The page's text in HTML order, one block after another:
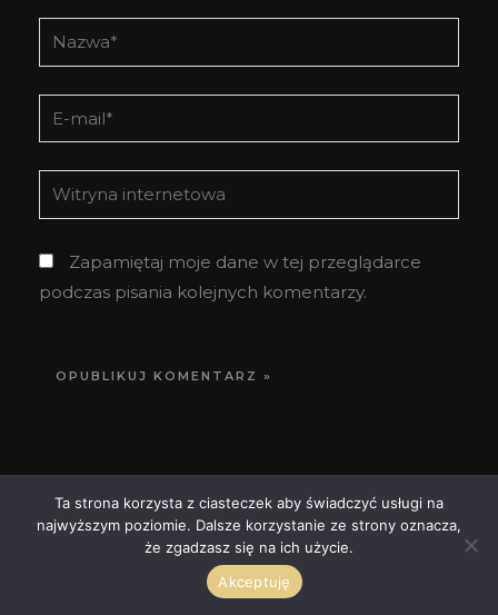
Nazwa*
E-
mail*
Witryna
internetowa
Zapamiętaj moje dane w tej przeglądarce
podczas pisania kolejnych komentarzy.
Popularne wpisy
Ta strona korzysta z ciasteczek aby świadczyć usługi na
najwyższym poziomie. Dalsze korzystanie ze strony oznacza,
że zgadzasz się na ich użycie.
Akceptuję